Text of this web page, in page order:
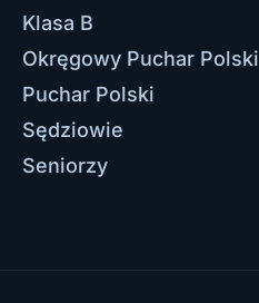
Klasa B
Okręgowy Puchar Polski
Puchar Polski
Sędziowie
Seniorzy